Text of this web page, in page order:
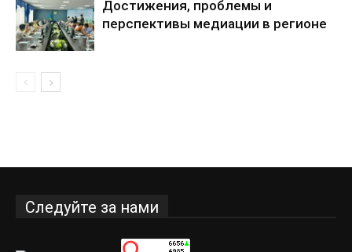
Достижения, проблемы и
перспективы медиации в регионе
Следуйте за нами